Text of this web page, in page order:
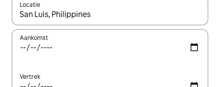
Locatie
Wanneer er resultaten beschikbaar zijn, maak je een keuze
Aankomst
Vertrek